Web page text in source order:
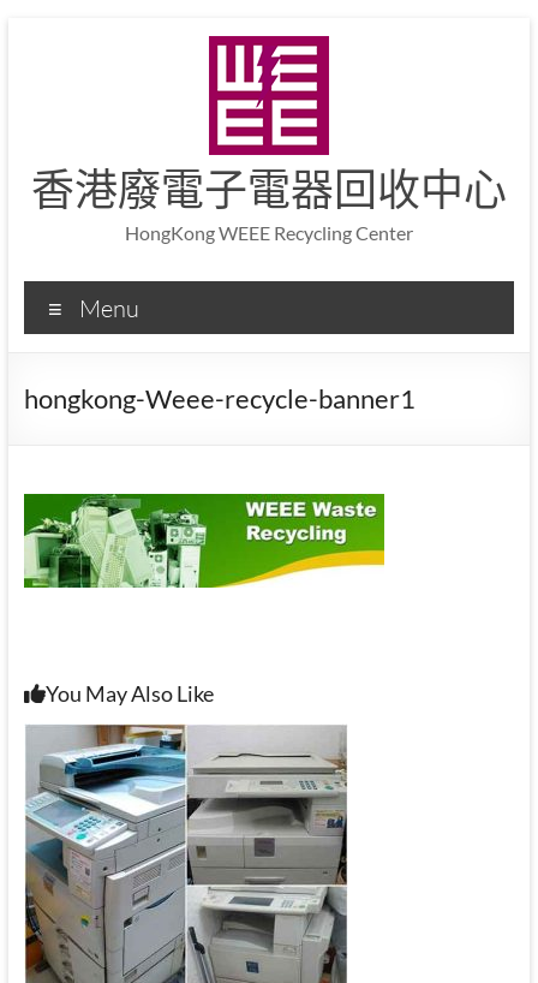
香港廢電子電器回收中心
HongKong WEEE Recycling Center
Menu
hongkong-Weee-recycle-banner1
You May Also Like